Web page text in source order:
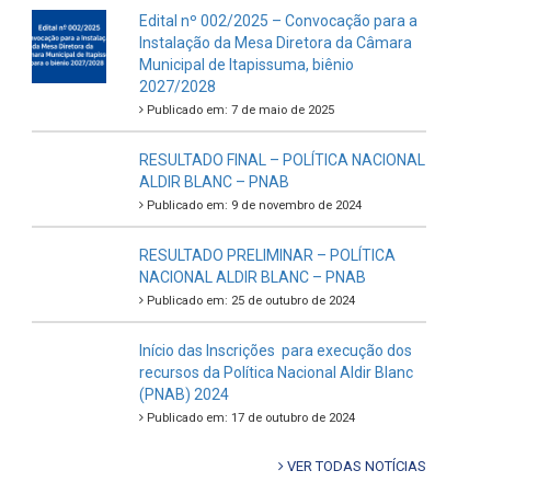
Edital nº 002/2025 – Convocação para a
Instalação da Mesa Diretora da Câmara
Municipal de Itapissuma, biênio
2027/2028
Publicado em: 7 de maio de 2025
RESULTADO FINAL – POLÍTICA NACIONAL
ALDIR BLANC – PNAB
Publicado em: 9 de novembro de 2024
RESULTADO PRELIMINAR – POLÍTICA
NACIONAL ALDIR BLANC – PNAB
Publicado em: 25 de outubro de 2024
Início das Inscrições para execução dos
recursos da Política Nacional Aldir Blanc
(PNAB) 2024
Publicado em: 17 de outubro de 2024
VER TODAS NOTÍCIAS